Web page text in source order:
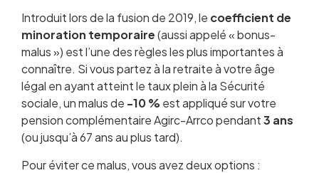
Introduit lors de la fusion de 2019, le coefficient de
minoration temporaire(aussi appelé « bonus-
malus ») est l’une des règles les plus importantes à
connaître. Si vous partez à la retraite à votre âge
légal en ayant atteint le taux plein à la Sécurité
sociale, un malus de -10 % est appliqué sur votre
pension complémentaire Agirc-Arrco pendant3 ans
(ou jusqu’à 67 ans au plus tard).
Pour éviter ce malus, vous avez deux options :